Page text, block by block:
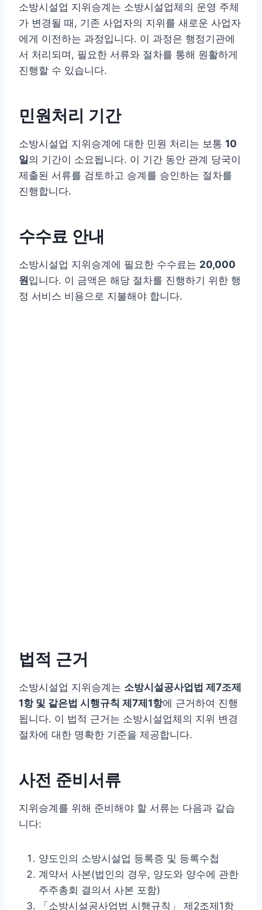
소방시설업 지위승계는 소방시설업체의 운영 주체
가 변경될 때, 기존 사업자의 지위를 새로운 사업자
에게 이전하는 과정입니다. 이 과정은 행정기관에
서 처리되며, 필요한 서류와 절차를 통해 원활하게
진행할 수 있습니다.
민원처리 기간
소방시설업 지위승계에 대한 민원 처리는 보통 10
일의 기간이 소요됩니다. 이 기간 동안 관계 당국이
제출된 서류를 검토하고 승계를 승인하는 절차를
진행합니다.
수수료 안내
소방시설업 지위승계에 필요한 수수료는 20,000
원입니다. 이 금액은 해당 절차를 진행하기 위한 행
정 서비스 비용으로 지불해야 합니다.
법적 근거
소방시설업 지위승계는 소방시설공사업법 제7조제
1항 및 같은법 시행규칙 제7제1항에 근거하여 진행
됩니다. 이 법적 근거는 소방시설업체의 지위 변경
절차에 대한 명확한 기준을 제공합니다.
사전 준비서류
지위승계를 위해 준비해야 할 서류는 다음과 같습
니다:
양도인의 소방시설업 등록증 및 등록수첩
계약서 사본(법인의 경우, 양도와 양수에 관한
주주총회 결의서 사본 포함)
「소방시설공사업법 시행규칙」 제2조제1항